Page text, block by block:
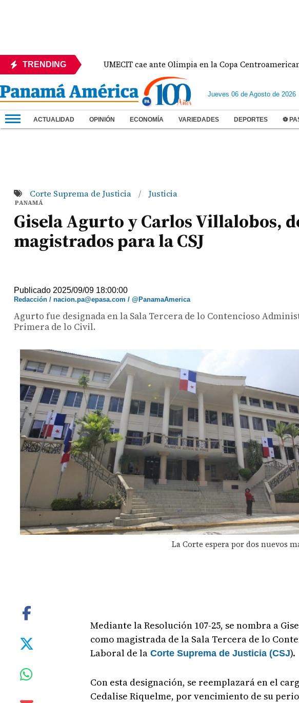
TRENDING
México UMECIT cae ante Olimpia en la Copa Centroamericana de
Jueves 06 de Agosto de 2026
ACTUALIDAD OPINIÓN ECONOMÍA VARIEDADES DEPORTES ⚽
Corte Suprema de Justicia / Justicia
PANAMÁ
Gisela Agurto y Carlos Villalobos,
magistrados para la CSJ
Publicado 2025/09/09 18:00:00
Redacción / nacion.pa@epasa.com / @PanamaAmerica
Agurto fue designada en la Sala Tercera de lo Contencioso
Primera de lo Civil.
La Corte espera por dos nuevos
Mediante la Resolución 107-25, se nombra a
como magistrada de la Sala Tercera de lo
Laboral de laCorte Suprema de Justicia (CSJ).
Con esta designación, se reemplazará en el
Cedalise Riquelme, por vencimiento de su